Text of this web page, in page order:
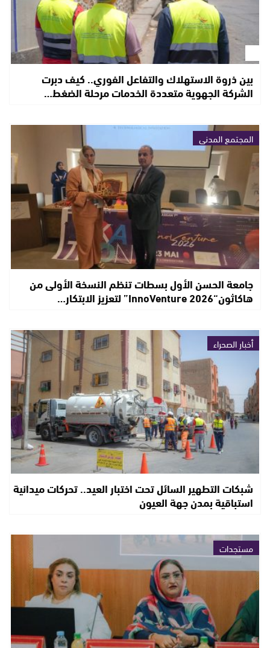
بين ذروة الاستهلاك والتفاعل الفوري.. كيف دبرت
الشركة الجهوية متعددة الخدمات مرحلة الضغط…
المجتمع المدني
جامعة الحسن الأول بسطات تنظم النسخة الأولى من
هاكاثون“InnoVenture 2026” لتعزيز الابتكار…
أخبار الصحراء
شبكات التطهير السائل تحت اختبار العيد.. تحركات ميدانية
استباقية بمدن جهة العيون
مستجدات